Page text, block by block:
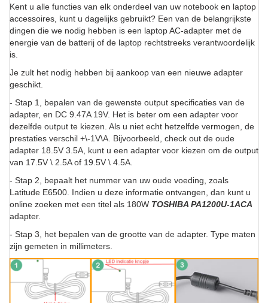
Kent u alle functies van elk onderdeel van uw notebook en laptop
accessoires, kunt u dagelijks gebruikt? Een van de belangrijkste
dingen die we nodig hebben is een laptop AC-adapter met de
energie van de batterij of de laptop rechtstreeks verantwoordelijk
is.
Je zult het nodig hebben bij aankoop van een nieuwe adapter
geschikt.
- Stap 1, bepalen van de gewenste output specificaties van de
adapter, en DC 9.47A 19V. Het is beter om een adapter voor
dezelfde output te kiezen. Als u niet echt hetzelfde vermogen, de
prestaties verschil +\-1V\A. Bijvoorbeeld, check out de oude
adapter 18.5V 3.5A, kunt u een adapter voor kiezen om de output
van 17.5V \ 2.5A of 19.5V \ 4.5A.
- Stap 2, bepaalt het nummer van uw oude voeding, zoals
Latitude E6500. Indien u deze informatie ontvangen, dan kunt u
online zoeken met een titel als 180W TOSHIBA PA1200U-1ACA
adapter.
- Stap 3, het bepalen van de grootte van de adapter. Type maten
zijn gemeten in millimeters.